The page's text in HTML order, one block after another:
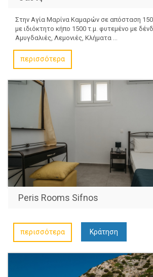
Στην Αγία Μαρίνα Καμαρών σε απόσταση 150
με ιδιόκτητο κήπο 1500 τ.μ. φυτεμένο με
Αμυγδαλιές, Λεμονιές, Κλήματα ...
περισσότερα
Peris Rooms Sifnos
περισσότερα Κράτηση